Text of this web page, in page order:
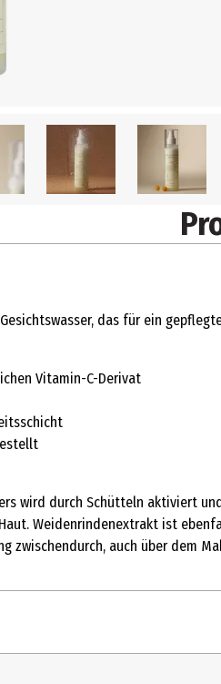
das für ein
Vitamin-C-Derivat
wird durch Schütteln aktiviert
Weidenrindenextrakt ist
zwischendurch, auch über dem